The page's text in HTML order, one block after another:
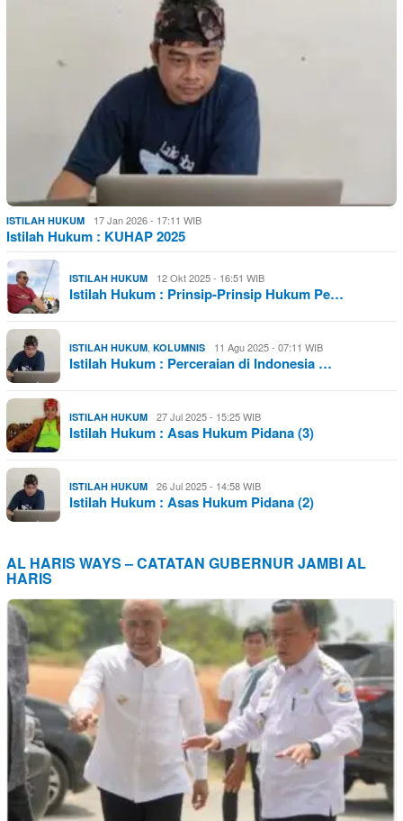
ISTILAH HUKUM 17 Jan 2026 - 17:11 WIB
Istilah Hukum : KUHAP 2025
ISTILAH HUKUM 12 Okt 2025 - 16:51 WIB
Istilah Hukum : Prinsip-Prinsip Hukum Pe…
ISTILAH HUKUM, KOLUMNIS 11 Agu 2025 - 07:11 WIB
Istilah Hukum : Perceraian di Indonesia …
ISTILAH HUKUM 27 Jul 2025 - 15:25 WIB
Istilah Hukum : Asas Hukum Pidana (3)
ISTILAH HUKUM 26 Jul 2025 - 14:58 WIB
Istilah Hukum : Asas Hukum Pidana (2)
AL HARIS WAYS – CATATAN GUBERNUR JAMBI AL
HARIS